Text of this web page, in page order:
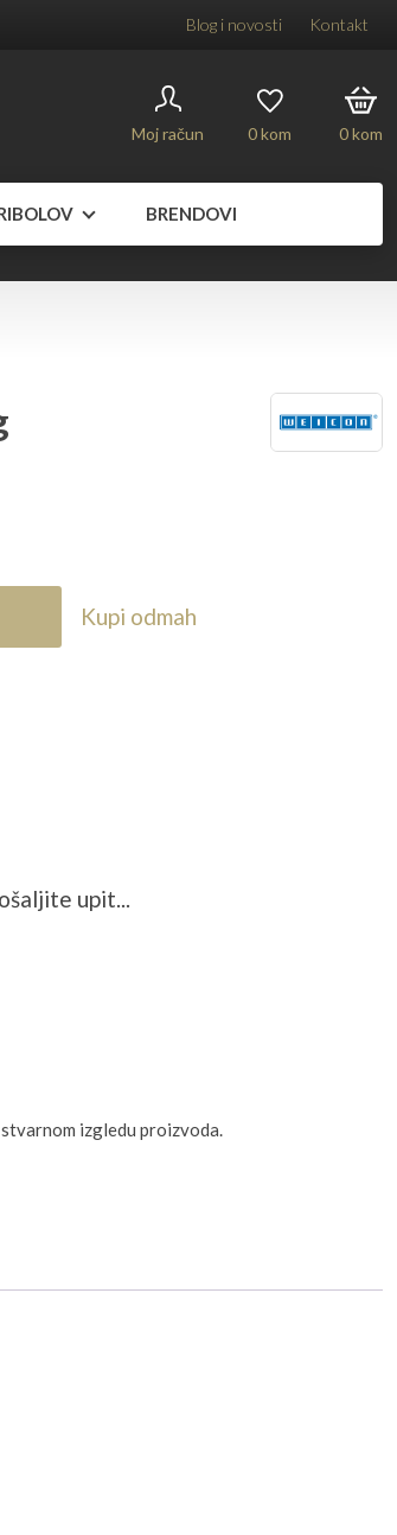
Blog i novosti Kontakt
Moj račun 0kom 0kom
BRENDOVI
Kupi odmah
upit...
izgledu proizvoda.